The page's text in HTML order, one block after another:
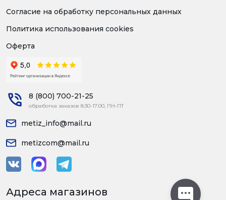
Согласие на обработку персональных данных
Политика использования cookies
Оферта
8 (800) 700-21-25
обработка заказов 8:30-17:00, ПН-ПТ
metiz_info@mail.ru
metizcom@mail.ru
Адреса магазинов